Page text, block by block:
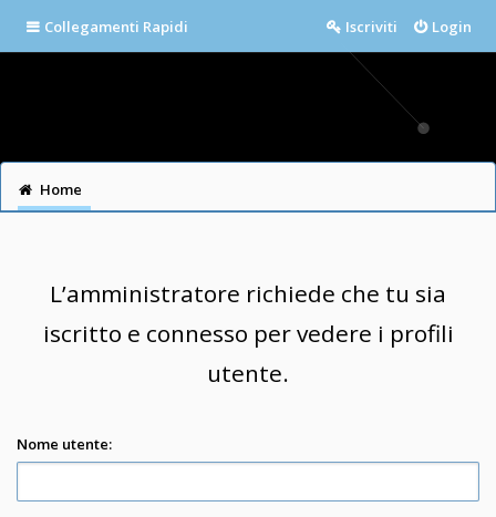
Collegamenti Rapidi Login
Iscriviti
Home
L’amministratore richiede che tu sia
iscritto e connesso per vedere i profili
utente.
Nome utente: